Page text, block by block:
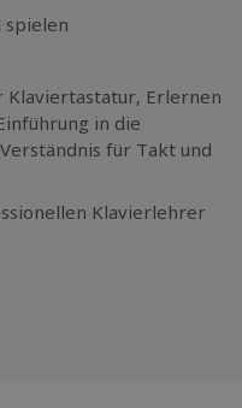
spielen
Klaviertastatur, Erlernen
in die
für Takt und
Klavierlehrer